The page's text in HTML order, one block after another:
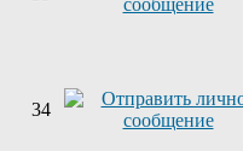
34